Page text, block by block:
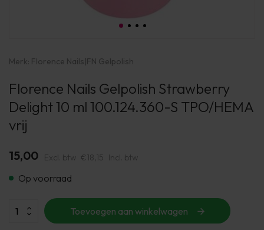
Merk: Florence Nails|FN Gelpolish
Florence Nails Gelpolish Strawberry
Delight 10 ml 100.124.360-S TPO/HEMA
vrij
15,00 Excl. btw €18,15 Incl. btw
Op voorraad
Toevoegen aan winkelwagen